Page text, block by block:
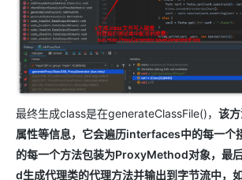
最终生成class是在generateClassFile()， 该
属性等信息，它会遍历interfaces中的每一
的每一个方法包装为ProxyMethod对象，最
d生成代理类的代理方法并输出到字节流中，如